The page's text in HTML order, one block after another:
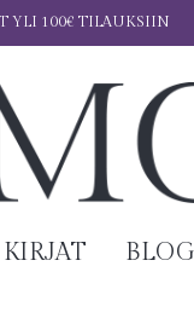
YLI 100€ TILAUKSIIN
KIRJAT